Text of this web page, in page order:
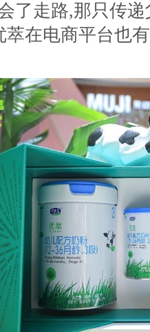
了走路,那只传
萃在电商平台也